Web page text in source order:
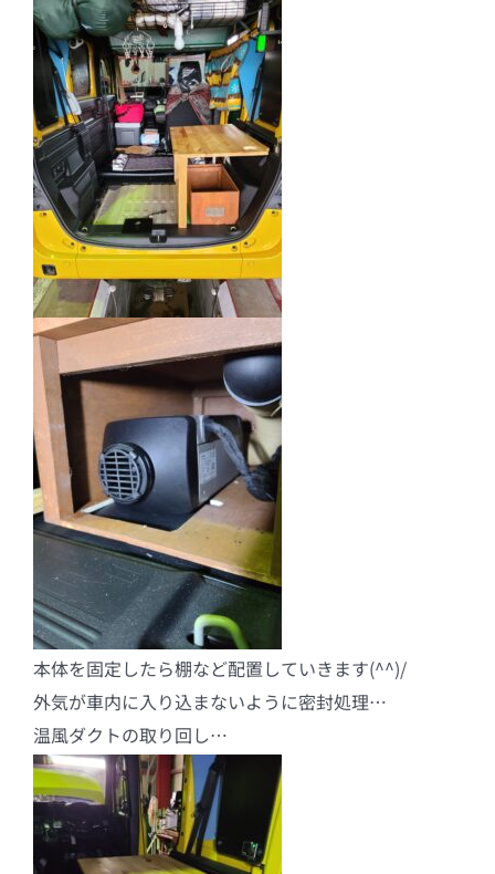
本体を固定したら棚など配置していきます(^^)/
外気が車内に入り込まないように密封処理…
温風ダクトの取り回し…